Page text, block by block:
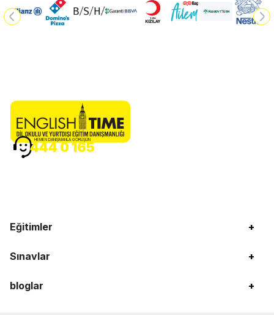
Eğitimler +
Sınavlar +
bloglar +
HEMEN DANIŞMANLA GÖRÜŞÜN
444 0 165